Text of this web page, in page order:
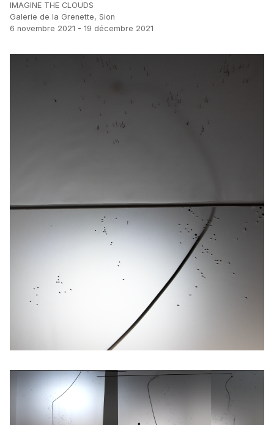
IMAGINE THE CLOUDS
Galerie de la Grenette, Sion
6 novembre 2021 - 19 décembre 2021